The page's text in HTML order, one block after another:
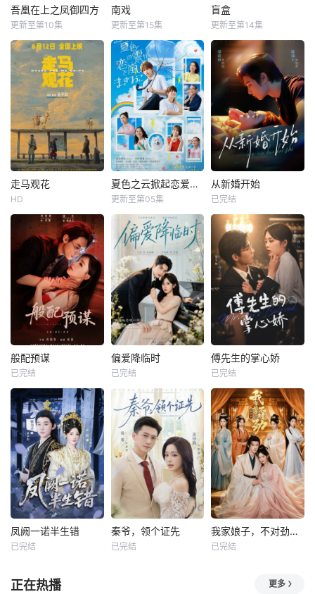
吾凰在上之凤御四方
更新至第10集
南戏
更新至第15集
盲盒
更新至第14集
走马观花
HD
夏色之云掀起恋爱与风暴
更新至第05集
从新婚开始
已完结
般配预谋
已完结
偏爱降临时
已完结
傅先生的掌心娇
已完结
凤阙一诺半生错
已完结
秦爷，领个证先
已完结
我家娘子，不对劲第四季
已完结
正在热播 更多